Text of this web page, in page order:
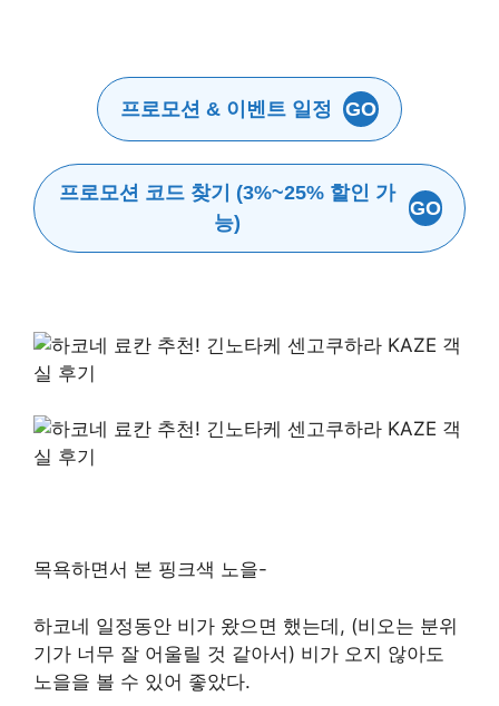
프로모션 & 이벤트 일정 GO
프로모션 코드 찾기 (3%~25% 할인 가
능)
GO
목욕하면서 본 핑크색 노을-
하코네 일정동안 비가 왔으면 했는데, (비오는 분위
기가 너무 잘 어울릴 것 같아서) 비가 오지 않아도
노을을 볼 수 있어 좋았다.